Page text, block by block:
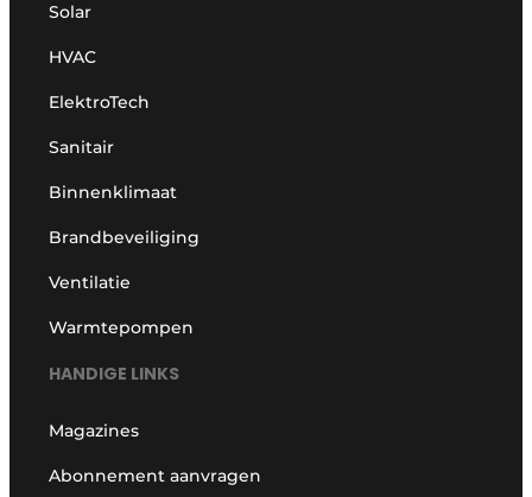
Solar
HVAC
ElektroTech
Sanitair
Binnenklimaat
Brandbeveiliging
Ventilatie
Warmtepompen
HANDIGE LINKS
Magazines
Abonnement aanvragen